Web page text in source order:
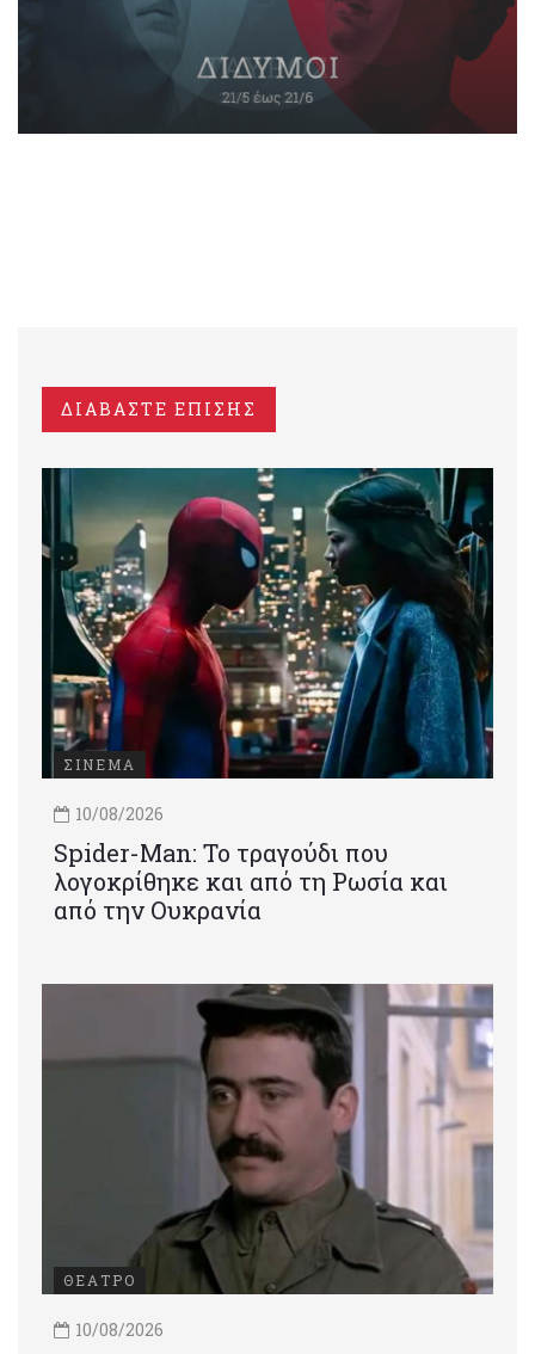
ΔΙΑΒΑΣΤΕ ΕΠΙΣΗΣ
ΣΙΝΕΜΑ
10/08/2026
Spider-Man: Το τραγούδι που
λογοκρίθηκε και από τη Ρωσία και
από την Ουκρανία
ΘΕΑΤΡΟ
10/08/2026